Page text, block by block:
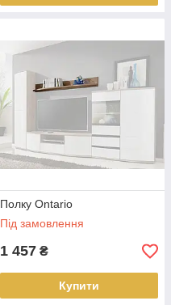
Полку Ontario
Під замовлення
1 457 ₴
Купити